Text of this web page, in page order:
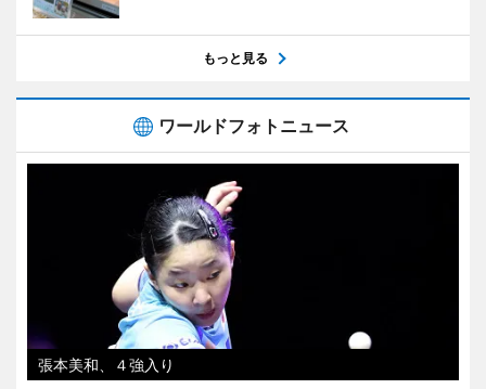
もっと見る
ワールドフォトニュース
張本美和、４強入り